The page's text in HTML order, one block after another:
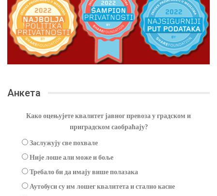
Анкета
Како оцењујете квалитет јавног превоза у градском и
приградском саобраћају?
Заслужују све похвале
Није лоше али може и боље
Требало би да имају више полазака
Аутобуси су им лошег квалитета и стално касне